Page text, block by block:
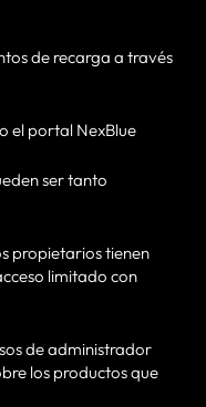
de recarga a través
el portal NexBlue
ser tanto
propietarios tienen
limitado con
de administrador
los productos que